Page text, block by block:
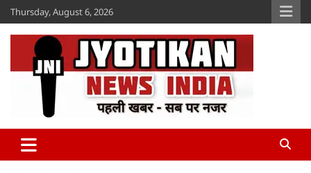
Skip
to
content
Thursday, August 6, 2026
Jyotikan